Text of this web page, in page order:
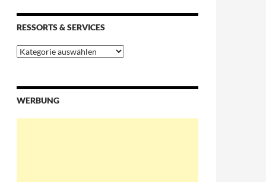
RESSORTS & SERVICES
Ressorts
&
WERBUNG